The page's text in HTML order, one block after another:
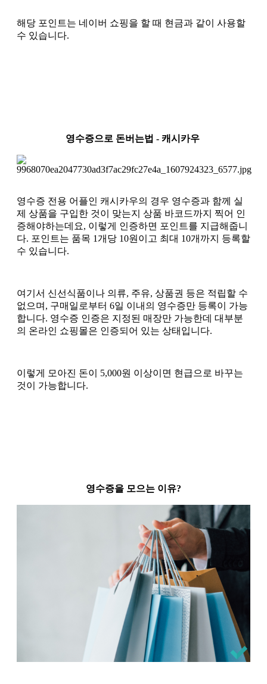
해당 포인트는 네이버 쇼핑을 할 때 현금과 같이 사용할
수 있습니다.
영수증으로 돈버는법 - 캐시카우
영수증 전용 어플인 캐시카우의 경우 영수증과 함께 실
제 상품을 구입한 것이 맞는지 상품 바코드까지 찍어 인
증해야하는데요, 이렇게 인증하면 포인트를 지급해줍니
다. 포인트는 품목 1개당 10원이고 최대 10개까지 등록할
수 있습니다.
여기서 신선식품이나 의류, 주유, 상품권 등은 적립할 수
없으며, 구매일로부터 6일 이내의 영수증만 등록이 가능
합니다. 영수증 인증은 지정된 매장만 가능한데 대부분
의 온라인 쇼핑몰은 인증되어 있는 상태입니다.
이렇게 모아진 돈이 5,000원 이상이면 현급으로 바꾸는
것이 가능합니다.
영수증을 모으는 이유?